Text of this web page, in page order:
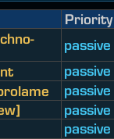
Priority
passive
passive
passive
passive
passive